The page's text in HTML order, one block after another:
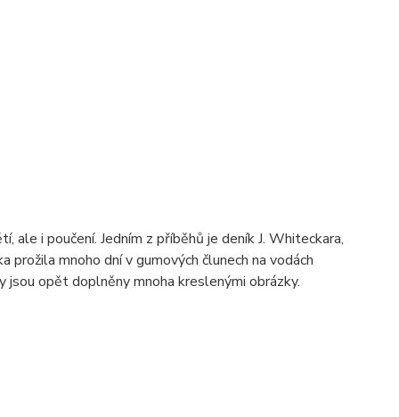
i poučení. Jedním z příběhů je deník J. Whiteckara,
mnoho dní v gumových člunech na vodách
opět doplněny mnoha kreslenými obrázky.